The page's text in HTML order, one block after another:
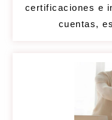
certificaciones e
cuentas,